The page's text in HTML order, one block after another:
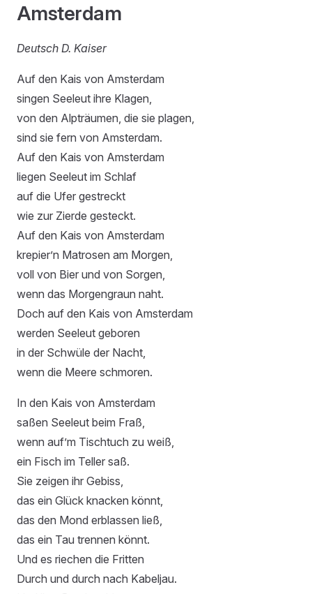
Amsterdam
Deutsch D. Kaiser
Auf den Kais von Amsterdam
singen Seeleut ihre Klagen,
von den Alpträumen, die sie plagen,
sind sie fern von Amsterdam.
Auf den Kais von Amsterdam
liegen Seeleut im Schlaf
auf die Ufer gestreckt
wie zur Zierde gesteckt.
Auf den Kais von Amsterdam
krepier’n Matrosen am Morgen,
voll von Bier und von Sorgen,
wenn das Morgengraun naht.
Doch auf den Kais von Amsterdam
werden Seeleut geboren
in der Schwüle der Nacht,
wenn die Meere schmoren.
In den Kais von Amsterdam
saßen Seeleut beim Fraß,
wenn auf’m Tischtuch zu weiß,
ein Fisch im Teller saß.
Sie zeigen ihr Gebiss,
das ein Glück knacken könnt,
das den Mond erblassen ließ,
das ein Tau trennen könnt.
Und es riechen die Fritten
Durch und durch nach Kabeljau.